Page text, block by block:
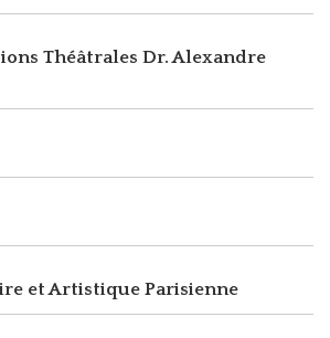
Théâtrales Dr. Alexandre
et Artistique Parisienne